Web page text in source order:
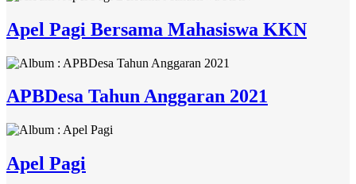
Apel Pagi Bersama Mahasiswa KKN
APBDesa Tahun Anggaran 2021
Apel Pagi